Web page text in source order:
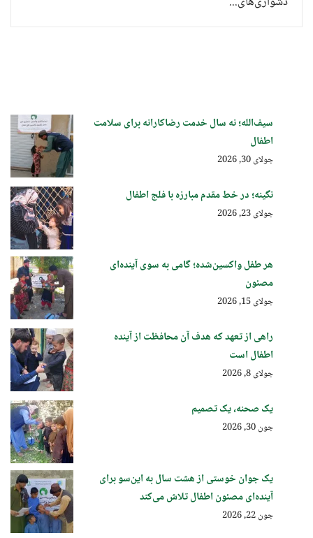
سیف‌الله؛ نه سال خدمت رضاکارانه برای سلامت
اطفال
جولای 30, 2026
نگینه؛ در خط مقدم مبارزه با فلج اطفال
جولای 23, 2026
هر طفل واکسین‌شده؛ گامی به سوی آینده‌ای
مصئون
جولای 15, 2026
راهی از تعهد که هدف آن محافظت از آینده
اطفال است
جولای 8, 2026
یک صحنه، یک تصمیم
جون 30, 2026
یک جوان خوستی از هشت سال به این‌سو برای
آینده‌ای مصئون اطفال تلاش می‌کند
جون 22, 2026